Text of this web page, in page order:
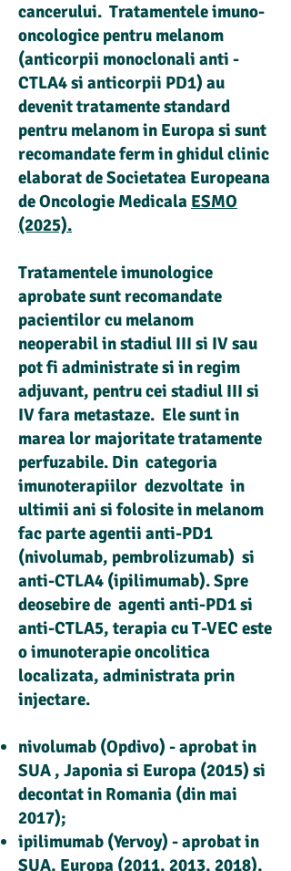
cancerului. Tratamentele imuno-
oncologice pentru melanom
(anticorpii monoclonali anti -
CTLA4 si anticorpii PD1) au
devenit tratamente standard
pentru melanom in Europa si sunt
recomandate ferm in ghidul clinic
elaborat de Societatea Europeana
de Oncologie Medicala ESMO
(2025).
Tratamentele imunologice
aprobate sunt recomandate
pacientilor cu melanom
neoperabil in stadiul III si IVsau
pot fi administrate si in regim
adjuvant, pentru cei stadiul III si
IV fara metastaze. Ele sunt in
marea lor majoritate tratamente
perfuzabile. Din categoria
imunoterapiilor dezvoltate in
ultimii ani si folosite in melanom
fac parte agentii anti-PD1
(nivolumab, pembrolizumab) si
anti-CTLA4 (ipilimumab). Spre
deosebire de agenti anti-PD1 si
anti-CTLA5, terapia cu T-VEC este
o imunoterapie oncolitica
localizata, administrata prin
injectare.
nivolumab (Opdivo) - aprobat in
SUA , Japonia si Europa (2015) si
decontat in Romania (din mai
2017);
ipilimumab (Yervoy) - aprobat in
SUA, Europa (2011, 2013, 2018),